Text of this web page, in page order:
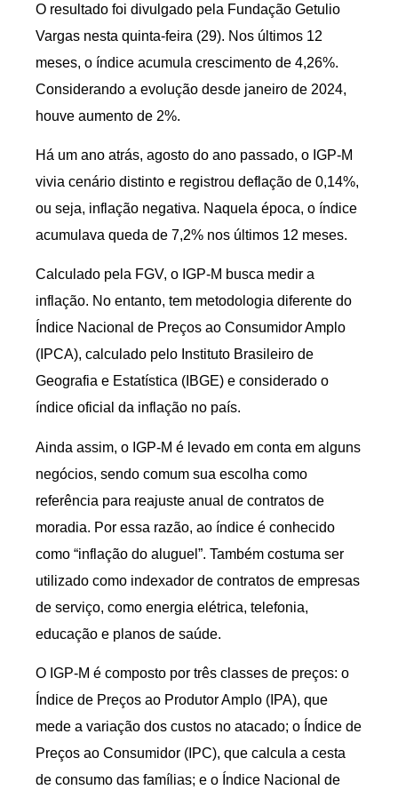
O resultado foi divulgado pela Fundação Getulio
Vargas nesta quinta-feira (29). Nos últimos 12
meses, o índice acumula crescimento de 4,26%.
Considerando a evolução desde janeiro de 2024,
houve aumento de 2%.
Há um ano atrás, agosto do ano passado, o IGP-M
vivia cenário distinto e registrou deflação de 0,14%,
ou seja, inflação negativa. Naquela época, o índice
acumulava queda de 7,2% nos últimos 12 meses.
Calculado pela FGV, o IGP-M busca medir a
inflação. No entanto, tem metodologia diferente do
Índice Nacional de Preços ao Consumidor Amplo
(IPCA), calculado pelo Instituto Brasileiro de
Geografia e Estatística (IBGE) e considerado o
índice oficial da inflação no país.
Ainda assim, o IGP-M é levado em conta em alguns
negócios, sendo comum sua escolha como
referência para reajuste anual de contratos de
moradia. Por essa razão, ao índice é conhecido
como “inflação do aluguel”. Também costuma ser
utilizado como indexador de contratos de empresas
de serviço, como energia elétrica, telefonia,
educação e planos de saúde.
O IGP-M é composto por três classes de preços: o
Índice de Preços ao Produtor Amplo (IPA), que
mede a variação dos custos no atacado; o Índice de
Preços ao Consumidor (IPC), que calcula a cesta
de consumo das famílias; e o Índice Nacional de